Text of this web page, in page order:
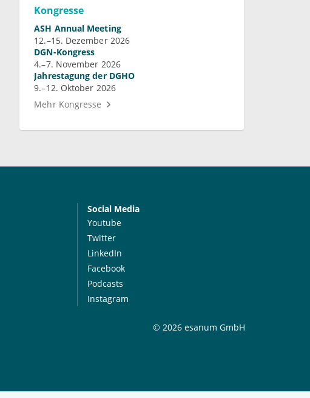
Kongresse
ASH Annual Meeting
12.–15. Dezember 2026
DGN-Kongress
4.–7. November 2026
Jahrestagung der DGHO
9.–12. Oktober 2026
Mehr Kongresse
Social Media
Youtube
Twitter
LinkedIn
Facebook
Podcasts
Instagram
© 2026 esanum GmbH